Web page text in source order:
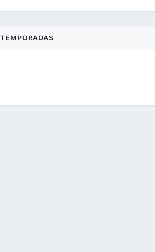
TEMPORADAS